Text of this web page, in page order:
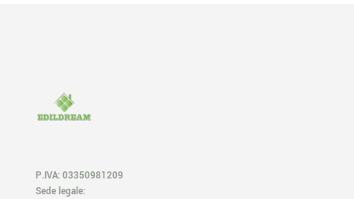
P.IVA: 03350981209
Sede legale: